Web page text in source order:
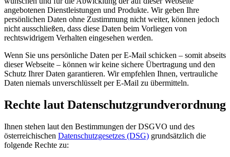
angebotenen Dienstleistungen und Produkte. Wir geben Ihre
persönlichen Daten ohne Zustimmung nicht weiter, können jedoch
nicht ausschließen, dass diese Daten beim Vorliegen von
rechtswidrigem Verhalten eingesehen werden.
Wenn Sie uns persönliche Daten per E-Mail schicken – somit abseits
dieser Webseite – können wir keine sichere Übertragung und den
Schutz Ihrer Daten garantieren. Wir empfehlen Ihnen, vertrauliche
Daten niemals unverschlüsselt per E-Mail zu übermitteln.
Rechte laut Datenschutzgrundverordnung
Ihnen stehen laut den Bestimmungen der DSGVO und des
österreichischen Datenschutzgesetzes (DSG) grundsätzlich die
folgende Rechte zu: